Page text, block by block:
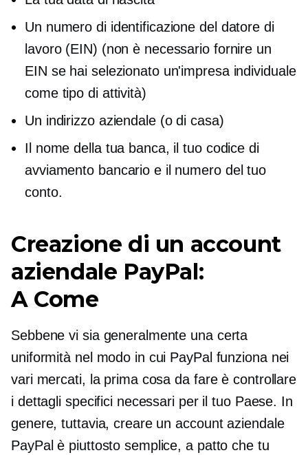
Un numero di identificazione del datore di
lavoro (EIN) (non è necessario fornire un
EIN se hai selezionato un'impresa individuale
come tipo di attività)
Un indirizzo aziendale (o di casa)
Il nome della tua banca, il tuo codice di
avviamento bancario e il numero del tuo
conto.
Creazione di un account
aziendale PayPal:
A Come
Sebbene vi sia generalmente una certa
uniformità nel modo in cui PayPal funziona nei
vari mercati, la prima cosa da fare è controllare
i dettagli specifici necessari per il tuo Paese. In
genere, tuttavia, creare un account aziendale
PayPal è piuttosto semplice, a patto che tu